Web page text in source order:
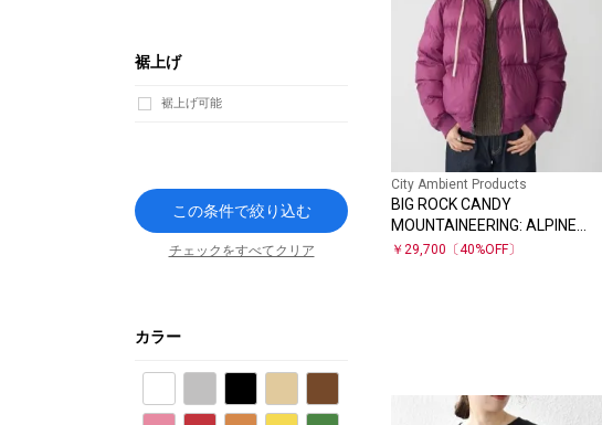
City Ambient Products
BIG ROCK CANDY
MOUNTAINEERING: ALPINE
JACKET
￥ 29,700 〔40%OFF〕
裾上げ
裾上げ可能
この条件で絞り込む
チェックをすべてクリア
カラー